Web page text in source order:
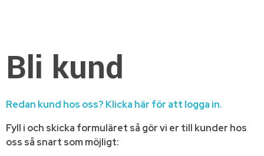
Bli kund
Redan kund hos oss? Klicka här för att logga in.
Fyll i och skicka formuläret så gör vi er till kunder hos
oss så snart som möjligt: